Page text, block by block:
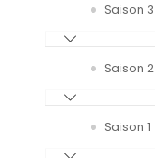
Saison 3
Saison 2
Saison 1